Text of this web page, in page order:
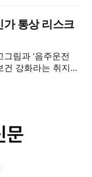
이 어렵다고 판단
호사·사회복지사
건강관리서비스
가 통상 리스크
림과 ‘음주운전
건 강화라는 취지와
선택권 등 다양한